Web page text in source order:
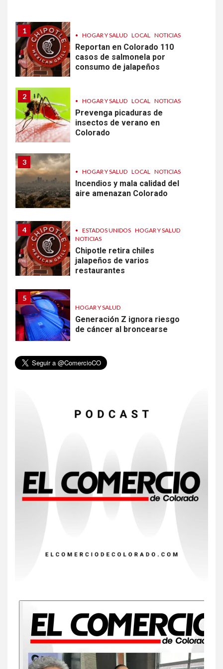
1
• HOGAR Y SALUD LOCAL NOTICIAS
Reportan en Colorado 110
casos de salmonela por
consumo de jalapeños
2
• HOGAR Y SALUD LOCAL NOTICIAS
Prevenga picaduras de
insectos de verano en
Colorado
3
• HOGAR Y SALUD LOCAL NOTICIAS
Incendios y mala calidad del
aire amenazan Colorado
4 • ESTADOS UNIDOS HOGAR Y SALUD
NOTICIAS
Chipotle retira chiles
jalapeños de varios
restaurantes
5
HOGAR Y SALUD
Generación Z ignora riesgo
de cáncer al broncearse
6
precio
8 • ESTADOS UNIDOS HOGAR Y SALUD
EEUU este año que en 2025
• ESTADOS UNIDOS
HOGAR Y SALUD
NOTICIAS
Van 4,100 casos confirmados
por parásito que causa